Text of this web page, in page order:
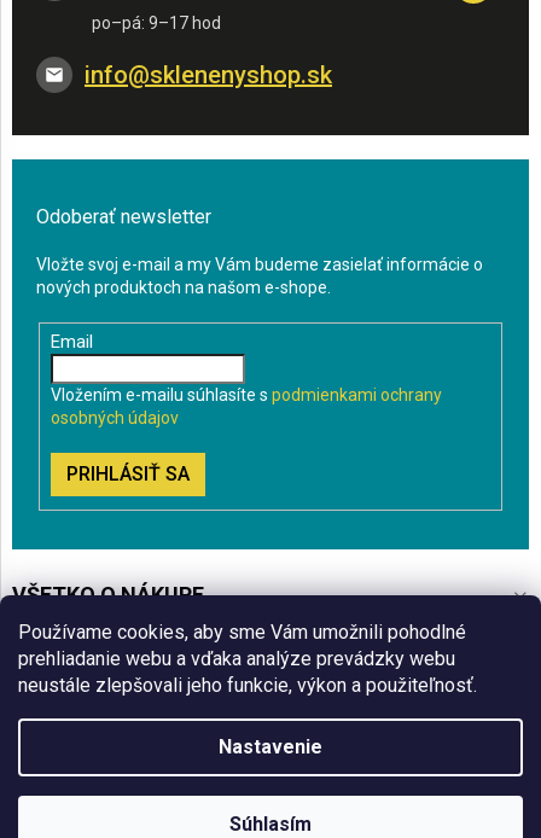
Používame cookies, aby sme Vám umožnili pohodlné
prehliadanie webu a vďaka analýze prevádzky webu
neustále zlepšovali jeho funkcie, výkon a použiteľnosť.
Nastavenie
Súhlasím
info@sklenenyshop.sk
Odoberať newsletter
Vložte svoj e-mail a my Vám budeme zasielať informácie o
nových produktoch na našom e-shope.
Email
Vložením e-mailu súhlasíte s podmienkami ochrany
osobných údajov
PRIHLÁSIŤ SA
VŠETKO O NÁKUPE
BLOG
ČO VÁS ZAUJÍMA
Vytvoril Shoptet
Copyright 2026Sklenenyshop.sk. Všetky práva vyhradené.